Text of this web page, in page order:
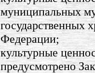
муниципальных
государственных
Федерации;
культурные
предусмотрено